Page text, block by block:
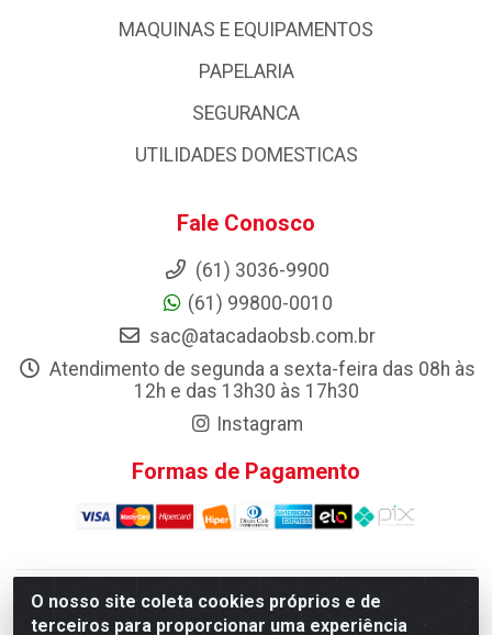
O nosso site coleta cookies próprios e de
terceiros para proporcionar uma experiência
MAQUINAS E EQUIPAMENTOS
PAPELARIA
SEGURANCA
UTILIDADES DOMESTICAS
Fale Conosco
(61) 3036-9900
(61) 99800-0010
sac@atacadaobsb.com.br
Atendimento de segunda a sexta-feira das 08h às
12h e das 13h30 às 17h30
Instagram
Formas de Pagamento
Atacadao da Limpeza F. Pereira Queiroz Comercio e
Distribuicao LTDA - Quadra Qi 10 Lotes 39 e, 41 - Setor